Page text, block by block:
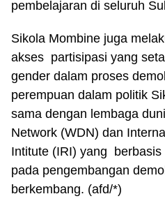
pembelajaran di seluruh
Sikola Mombine juga
akses partisipasi yang
gender dalam proses
perempuan dalam politik
sama dengan lembaga
Network (WDN) dan
Intitute (IRI) yang
pada pengembangan
berkembang. (afd/*)